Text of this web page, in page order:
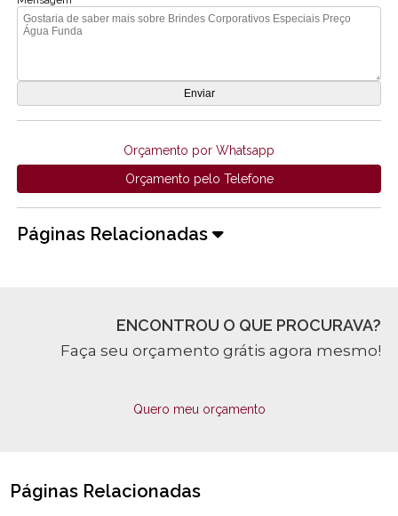
Orçamento por Whatsapp
Orçamento pelo Telefone
Páginas Relacionadas
ENCONTROU O QUE PROCURAVA?
Faça seu orçamento grátis agora mesmo!
Quero meu orçamento
Páginas Relacionadas